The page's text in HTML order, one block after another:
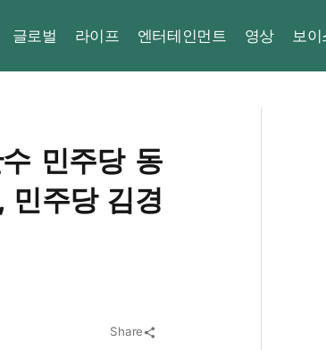
글로벌 라이프 엔터테인먼트 영상 보이
민주당 동
민주당 김경
Share share